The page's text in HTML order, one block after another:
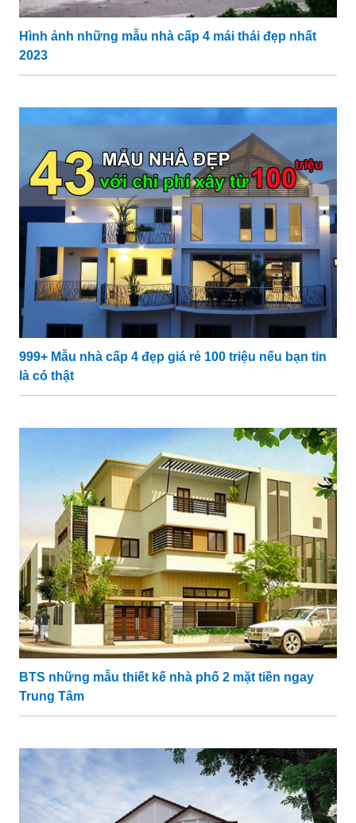
Hình ảnh những mẫu nhà cấp 4 mái thái đẹp nhất
2023
999+ Mẫu nhà cấp 4 đẹp giá rẻ 100 triệu nếu bạn tin
là có thật
BTS những mẫu thiết kế nhà phố 2 mặt tiền ngay
Trung Tâm